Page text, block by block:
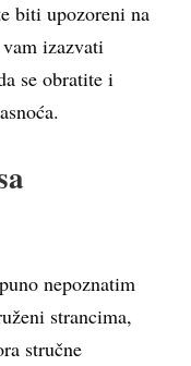
biti upozoreni na
izazvati
se obratite i
nepoznatim
strancima,
stručne